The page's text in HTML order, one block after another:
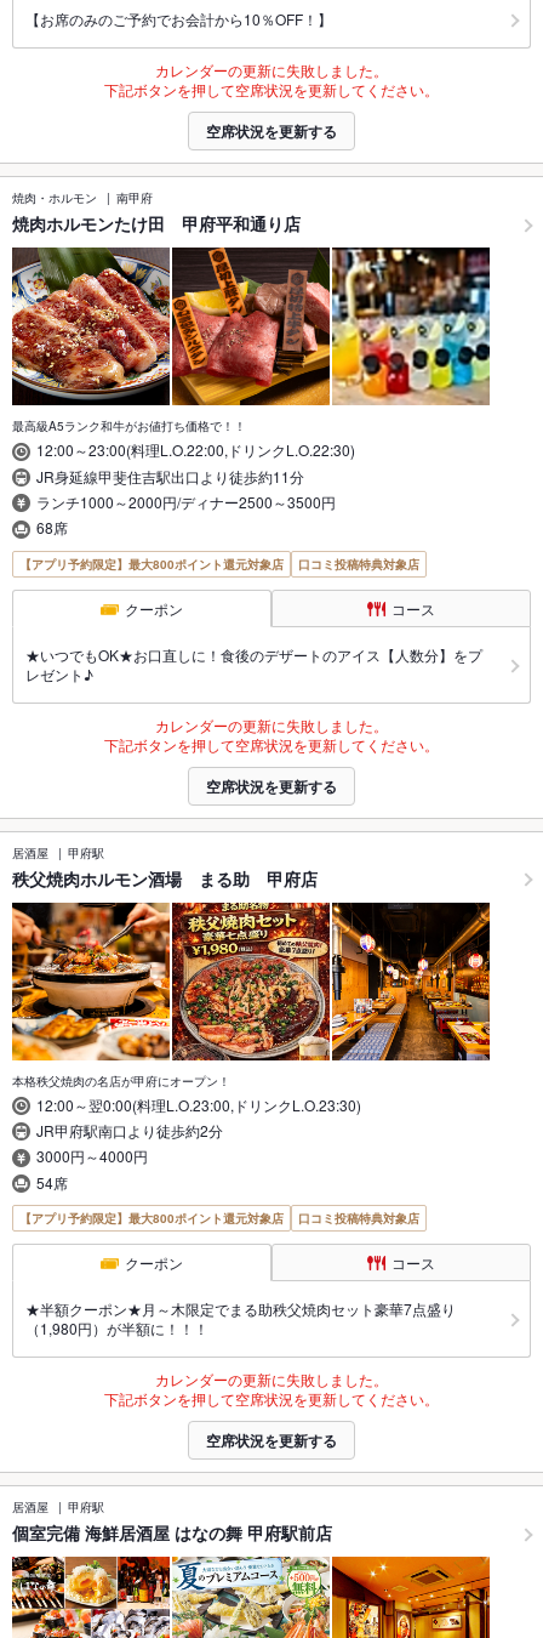
【お席のみのご予約でお会計から10％OFF！】
カレンダーの更新に失敗しました。
下記ボタンを押して空席状況を更新してください。
空席状況を更新する
焼肉・ホルモン 南甲府
焼肉ホルモンたけ田 甲府平和通り店
最高級A5ランク和牛がお値打ち価格で！！
12:00～23:00(料理L.O.22:00,ドリンクL.O.22:30)
JR身延線甲斐住吉駅出口より徒歩約11分
ランチ1000～2000円/ディナー2500～3500円
68席
【アプリ予約限定】最大800ポイント還元対象店 口コミ投稿特典対象店
クーポン コース
★いつでもOK★お口直しに！食後のデザートのアイス【人数分】をプ
レゼント♪
カレンダーの更新に失敗しました。
下記ボタンを押して空席状況を更新してください。
空席状況を更新する
居酒屋 甲府駅
秩父焼肉ホルモン酒場 まる助 甲府店
本格秩父焼肉の名店が甲府にオープン！
12:00～翌0:00(料理L.O.23:00,ドリンクL.O.23:30)
JR甲府駅南口より徒歩約2分
3000円～4000円
54席
【アプリ予約限定】最大800ポイント還元対象店 口コミ投稿特典対象店
クーポン コース
★半額クーポン★月～木限定でまる助秩父焼肉セット豪華7点盛り
（1,980円）が半額に！！！
カレンダーの更新に失敗しました。
下記ボタンを押して空席状況を更新してください。
空席状況を更新する
居酒屋 甲府駅
個室完備 海鮮居酒屋 はなの舞 甲府駅前店